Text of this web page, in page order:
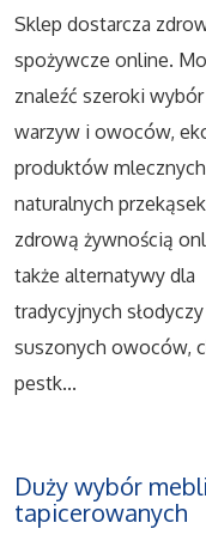
Samochodowe
Wynajem
Motoryzacyjne
Salony, Komisy
Promocyjne
Reklamowe
Ćwiczenia
Sklep dostarcza
spożywcze online.
znaleźć szeroki
warzyw i owoców,
produktów
naturalnych
zdrową żywnością
także alternatywy dla
tradycyjnych
suszonych owoców,
pestk...
Duży wybór mebli
tapicerowanych